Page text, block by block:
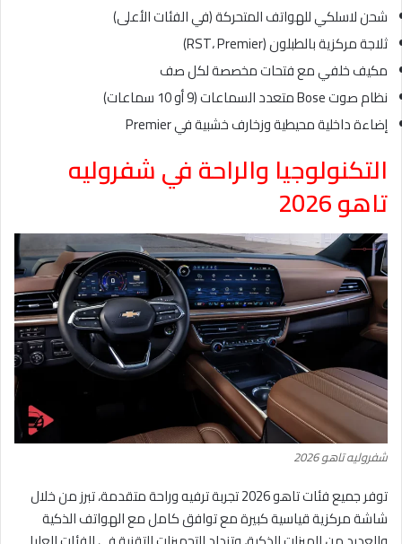
شحن لاسلكي للهواتف المتحركة (في الفئات الأعلى)
ثلاجة مركزية بالطبلون (RST، Premier)
مكيف خلفي مع فتحات مخصصة لكل صف
نظام صوت Bose متعدد السماعات (9 أو 10 سماعات)
إضاءة داخلية محيطية وزخارف خشبية في Premier
التكنولوجيا والراحة في شفروليه
تاهو 2026
شفروليه تاهو 2026
توفر جميع فئات تاهو 2026 تجربة ترفيه وراحة متقدمة، تبرز من خلال
شاشة مركزية قياسية كبيرة مع توافق كامل مع الهواتف الذكية